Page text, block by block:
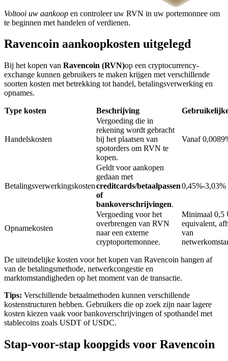
Exclusieve beleggingen voor BTR-houders
Door crypto ondersteunde leenservice
Auto Invest
Grijp langetermijnwinst en flexibele belangen
Voltooi uw aankoop en controleer uw RVN in uw portemonnee om
te beginnen met handelen of verdienen.
Ravencoin aankoopkosten uitgelegd
Bij het kopen van Ravencoin (RVN)op een cryptocurrency-
exchange kunnen gebruikers te maken krijgen met verschillende
soorten kosten met betrekking tot handel, betalingsverwerking en
opnames.
Type kosten Beschrijving
Handelskosten
Vergoeding die in
rekening wordt gebracht
bij het plaatsen van
spotorders om RVN te
kopen.
Vanaf
Betalingsverwerkingskosten
Geldt voor aankopen
gedaan met
creditcards/betaalpassen
of
bankoverschrijvingen.
0,45%-3,03%
Opnamekosten
Vergoeding voor het
overbrengen van RVN
naar een externe
cryptoportemonnee.
Minimaal 0,5
equivalent,
van
De uiteindelijke kosten voor het kopen van Ravencoin hangen af
van de betalingsmethode, netwerkcongestie en
marktomstandigheden op het moment van de transactie.
Tips: Verschillende betaalmethoden kunnen verschillende
kostenstructuren hebben. Gebruikers die op zoek zijn naar lagere
kosten kiezen vaak voor bankoverschrijvingen of spothandel met
stablecoins zoals USDT of USDC.
Stap-voor-stap koopgids voor Ravencoin